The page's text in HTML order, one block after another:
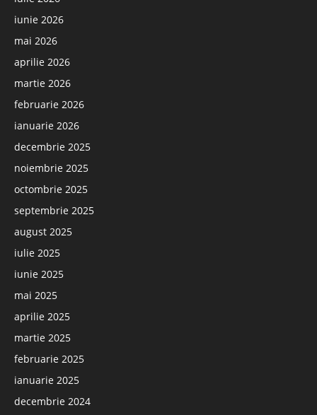
iunie 2026
mai 2026
aprilie 2026
martie 2026
februarie 2026
ianuarie 2026
decembrie 2025
noiembrie 2025
octombrie 2025
septembrie 2025
august 2025
iulie 2025
iunie 2025
mai 2025
aprilie 2025
martie 2025
februarie 2025
ianuarie 2025
decembrie 2024